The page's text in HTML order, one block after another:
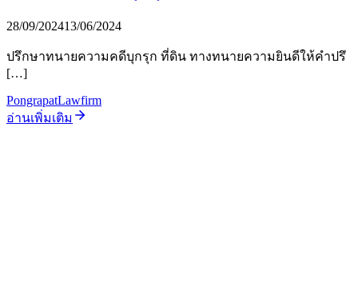
28/09/202413/06/2024
ปรึกษาทนายความคดีบุกรุก ที่ดิน ทางทนายความยินดีให้คำปรึ
[…]
PongrapatLawfirm
อ่านเพิ่มเติม